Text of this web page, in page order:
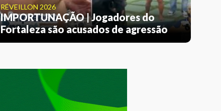
RÉVEILLON 2026
IMPORTUNAÇÃO | Jogadores do
Fortaleza são acusados de agressão